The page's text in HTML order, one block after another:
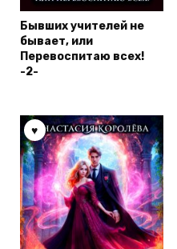
Бывших учителей не
бывает, или
Перевоспитаю всех!
-2-